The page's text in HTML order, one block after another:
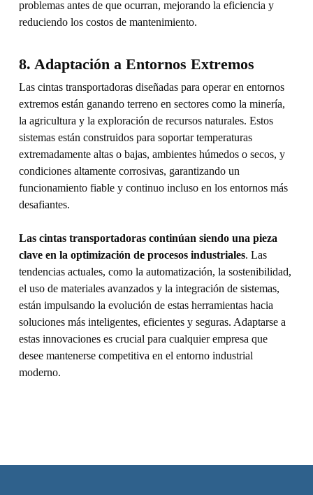
problemas antes de que ocurran, mejorando la eficiencia y
reduciendo los costos de mantenimiento.
8. Adaptación a Entornos Extremos
Las cintas transportadoras diseñadas para operar en entornos
extremos están ganando terreno en sectores como la minería,
la agricultura y la exploración de recursos naturales. Estos
sistemas están construidos para soportar temperaturas
extremadamente altas o bajas, ambientes húmedos o secos, y
condiciones altamente corrosivas, garantizando un
funcionamiento fiable y continuo incluso en los entornos más
desafiantes.
Las cintas transportadoras continúan siendo una pieza
clave en la optimización de procesos industriales. Las
tendencias actuales, como la automatización, la sostenibilidad,
el uso de materiales avanzados y la integración de sistemas,
están impulsando la evolución de estas herramientas hacia
soluciones más inteligentes, eficientes y seguras. Adaptarse a
estas innovaciones es crucial para cualquier empresa que
desee mantenerse competitiva en el entorno industrial
moderno.